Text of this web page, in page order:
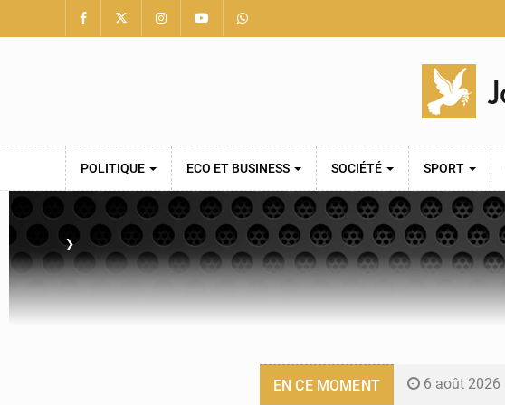
POLITIQUE ECO ET BUSINESS SOCIÉTÉ SPORT
›
EN CE MOMENT 6 août 2026